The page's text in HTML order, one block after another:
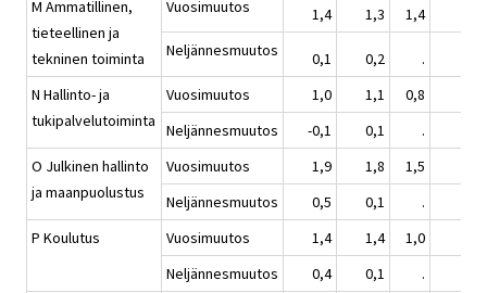
M Ammatillinen,
tieteellinen ja
tekninen toiminta
Vuosimuutos 1,4 1,3 1,4
Neljännesmuutos
0,1 0,2 .
N Hallinto- ja
tukipalvelutoiminta
Vuosimuutos 1,0 1,1 0,8
Neljännesmuutos
-0,1 0,1 .
O Julkinen hallinto
ja maanpuolustus
Vuosimuutos 1,9 1,8 1,5
Neljännesmuutos
0,5 0,1 .
P Koulutus
Vuosimuutos 1,4 1,4 1,0
Neljännesmuutos
0,4 0,1 .